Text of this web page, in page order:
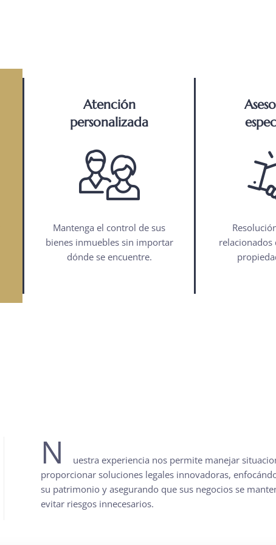
Atención
personalizada
Mantenga el control de sus
bienes inmuebles sin importar
dónde se encuentre.
relacionados
N
uestra experiencia nos permite manejar
proporcionar soluciones legales innovadoras,
su patrimonio y asegurando que sus negocios se
evitar riesgos innecesarios.